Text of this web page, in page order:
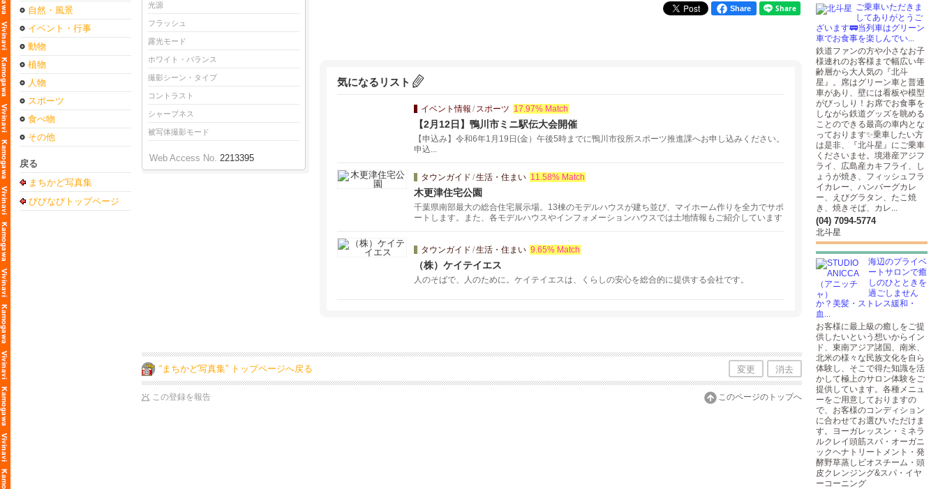
自然・風景
イベント・行事
動物
植物
人物
スポーツ
食べ物
その他
戻る
まちかど写真集
びびなびトップページ
光源
フラッシュ
露光モード
ホワイト・バランス
撮影シーン・タイプ
コントラスト
シャープネス
被写体撮影モード
Web Access No. 2213395
Share
気になるリスト
イベント情報 / スポーツ 17.97% Match
【2月12日】鴨川市ミニ駅伝大会開催
【申込み】令和6年1月19日(金）午後5時までに鴨川市役所スポーツ推進課へお申し込みください。
申込...
タウンガイド /生活・住まい 11.58% Match
木更津住宅公園
千葉県南部最大の総合住宅展示場。13棟のモデルハウスが建ち並び、マイホーム作りを全力でサポ
ートします。また、各モデルハウスやインフォメーションハウスでは土地情報もご紹介しています
タウンガイド /生活・住まい 9.65% Match
（株）ケイテイエス
人のそばで、人のために。ケイテイエスは、くらしの安心を総合的に提供する会社です。
“まちかど写真集” トップページへ戻る 変更 消去
この登録を報告 このページのトップへ
ご乗車いただきま
してありがとうご
ざいます🚃当列車はグリーン
車でお食事を楽しんでい...
鉄道ファンの方や小さなお子
様連れのお客様まで幅広い年
齢層から大人気の『北斗
星』。席はグリーン車と普通
車があり、壁には看板や模型
がびっしり！お席でお食事を
しながら鉄道グッズを眺める
ことのできる最高の車内とな
っております✨乗車したい方
は是非、『北斗星』にご乗車
くださいませ。境港産アジフ
ライ、広島産カキフライ、し
ょうが焼き、フィッシュフラ
イカレー、ハンバーグカレ
ー、えびグラタン、たこ焼
き、焼きそば、カレ...
(04) 7094-5774
北斗星
海辺のプライベ
ートサロンで癒
しのひとときを
過ごしません
か？美髪・ストレス緩和・
血...
お客様に最上級の癒しをご提
供したいという想いからイン
ド、東南アジア諸国、南米、
北米の様々な民族文化を自ら
体験し、そこで得た知識を活
かして極上のサロン体験をご
提供しています。各種メニュ
ーをご用意しておりますの
で、お客様のコンディション
に合わせてお選びいただけま
す。ヨーガレッスン・ミネラ
ルクレイ頭筋スパ・オーガニ
ックヘナトリートメント・発
酵野草蒸しビオスチーム・頭
皮クレンジング&スパ・イヤ
ーコーニング